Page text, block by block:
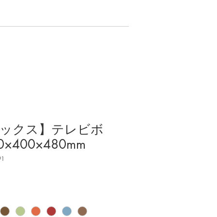
ックス】テレビボ